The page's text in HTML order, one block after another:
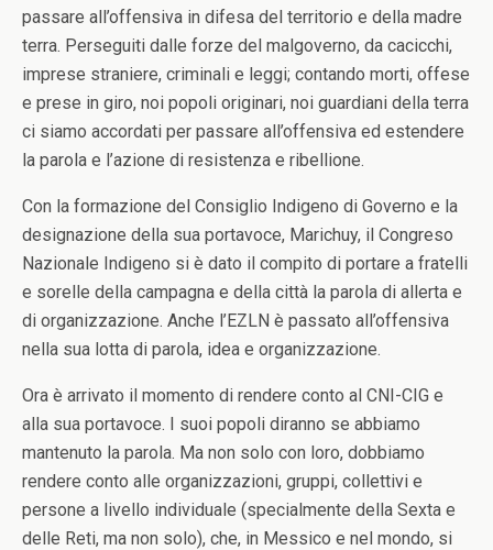
passare all’offensiva in difesa del territorio e della madre
terra. Perseguiti dalle forze del malgoverno, da cacicchi,
imprese straniere, criminali e leggi; contando morti, offese
e prese in giro, noi popoli originari, noi guardiani della terra
ci siamo accordati per passare all’offensiva ed estendere
la parola e l’azione di resistenza e ribellione.
Con la formazione del Consiglio Indigeno di Governo e la
designazione della sua portavoce, Marichuy, il Congreso
Nazionale Indigeno si è dato il compito di portare a fratelli
e sorelle della campagna e della città la parola di allerta e
di organizzazione. Anche l’EZLN è passato all’offensiva
nella sua lotta di parola, idea e organizzazione.
Ora è arrivato il momento di rendere conto al CNI-CIG e
alla sua portavoce. I suoi popoli diranno se abbiamo
mantenuto la parola. Ma non solo con loro, dobbiamo
rendere conto alle organizzazioni, gruppi, collettivi e
persone a livello individuale (specialmente della Sexta e
delle Reti, ma non solo), che, in Messico e nel mondo, si